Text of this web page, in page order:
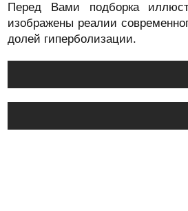
Перед Вами подборка
изображены реалии
долей гиперболизации.